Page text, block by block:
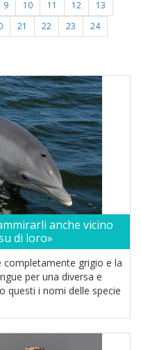
9 10 11 12
13
21 22 23
24
anche vicino
di loro»
completamente grigio e la
per una diversa e
questi i nomi delle specie